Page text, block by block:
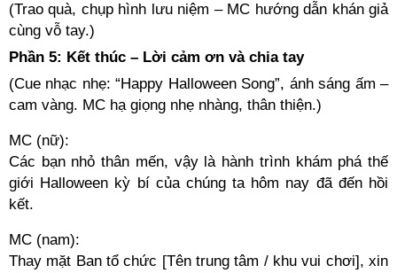
(Trao quà, chụp hình lưu niệm – MC hướng dẫn khán giả
cùng vỗ tay.)
Phần 5: Kết thúc – Lời cảm ơn và chia tay
(Cue nhạc nhẹ: “Happy Halloween Song”, ánh sáng ấm –
cam vàng. MC hạ giọng nhẹ nhàng, thân thiện.)
MC (nữ):
Các bạn nhỏ thân mến, vậy là hành trình khám phá thế
giới Halloween kỳ bí của chúng ta hôm nay đã đến hồi
kết.
MC (nam):
Thay mặt Ban tổ chức [Tên trung tâm / khu vui chơi], xin